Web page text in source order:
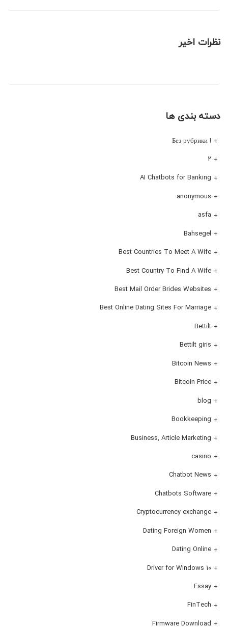
نظرات اخیر
دسته بندی ها
! Без рубрики
۲
AI Chatbots for Banking
anonymous
asfa
Bahsegel
Best Countries To Meet A Wife
Best Country To Find A Wife
Best Mail Order Brides Websites
Best Online Dating Sites For Marriage
Bettilt
Bettilt giris
Bitcoin News
Bitcoin Price
blog
Bookkeeping
Business, Article Marketing
casino
Chatbot News
Chatbots Software
Cryptocurrency exchange
Dating Foreign Women
Dating Online
Driver for Windows 10
Essay
FinTech
Firmware Download